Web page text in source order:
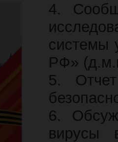
4.
системы
РФ»
5.
6.
вирусы